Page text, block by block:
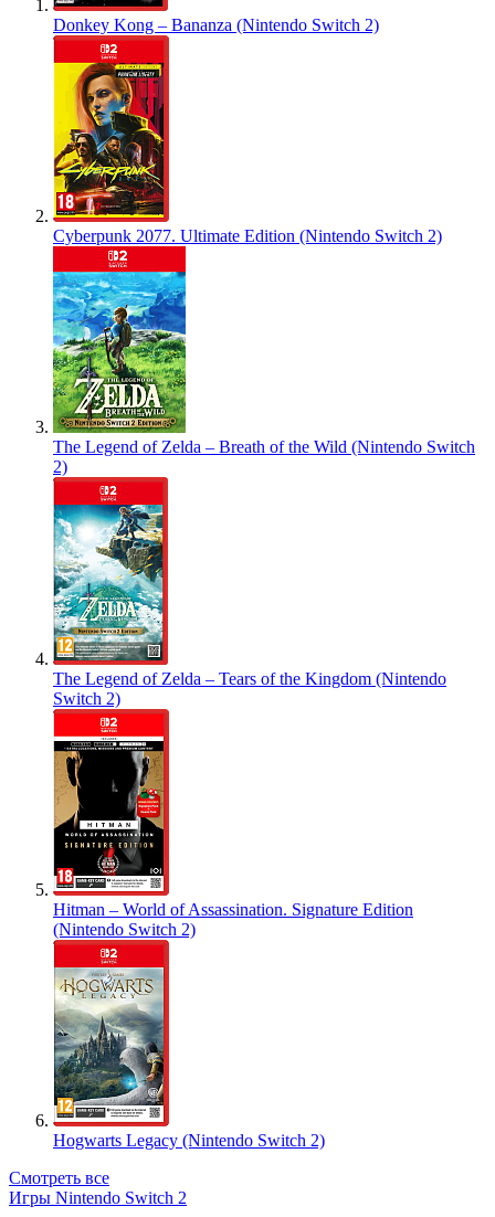
Donkey Kong – Bananza (Nintendo Switch 2)
Cyberpunk 2077. Ultimate Edition (Nintendo Switch 2)
The Legend of Zelda – Breath of the Wild (Nintendo Switch
2)
The Legend of Zelda – Tears of the Kingdom (Nintendo
Switch 2)
Hitman – World of Assassination. Signature Edition
(Nintendo Switch 2)
Hogwarts Legacy (Nintendo Switch 2)
Смотреть все
Игры Nintendo Switch 2